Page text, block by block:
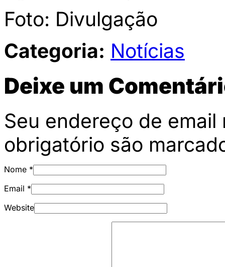
Foto: Divulgação
Categoria: Notícias
Deixe um
Seu endereço de
obrigatório são
Nome *
Email *
Website